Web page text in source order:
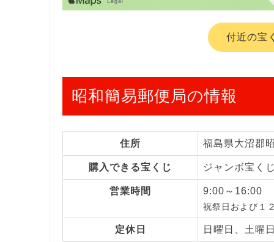
付近の宝
昭和簡易郵便局の情報
住所 福島県大沼郡
購入できる宝くじ ジャンボ宝く
営業時間 9:00～16:00
祝祭日および１
定休日 日曜日、土曜